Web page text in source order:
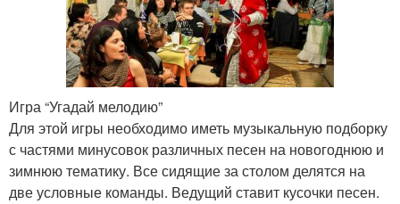
Игра “Угадай мелодию”
Для этой игры необходимо иметь музыкальную подборку
с частями минусовок различных песен на новогоднюю и
зимнюю тематику. Все сидящие за столом делятся на
две условные команды. Ведущий ставит кусочки песен.